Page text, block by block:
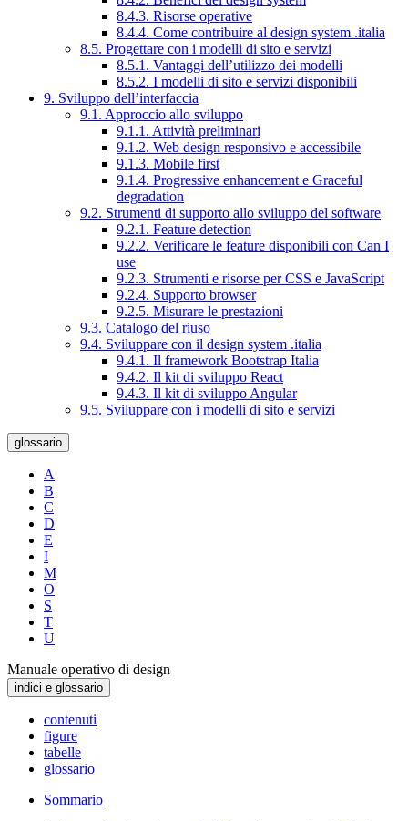
8.4.3. Risorse operative
8.4.4. Come contribuire al design system .italia
8.5. Progettare con i modelli di sito e servizi
8.5.1. Vantaggi dell’utilizzo dei modelli
8.5.2. I modelli di sito e servizi disponibili
9. Sviluppo dell’interfaccia
9.1. Approccio allo sviluppo
9.1.1. Attività preliminari
9.1.2. Web design responsivo e accessibile
9.1.3. Mobile first
9.1.4. Progressive enhancement e Graceful
degradation
9.2. Strumenti di supporto allo sviluppo del software
9.2.1. Feature detection
9.2.2. Verificare le feature disponibili con Can I
use
9.2.3. Strumenti e risorse per CSS e JavaScript
9.2.4. Supporto browser
9.2.5. Misurare le prestazioni
9.3. Catalogo del riuso
9.4. Sviluppare con il design system .italia
9.4.1. Il framework Bootstrap Italia
9.4.2. Il kit di sviluppo React
9.4.3. Il kit di sviluppo Angular
9.5. Sviluppare con i modelli di sito e servizi
glossario
A
B
C
D
E
I
M
O
S
T
U
Manuale operativo di design
indici e glossario
contenuti
figure
tabelle
glossario
Sommario